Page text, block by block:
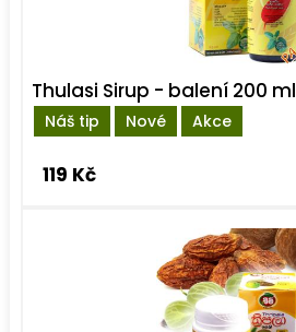
Náš tip Nové Akce
Thulasi Sirup - balení 200 ml
119 Kč